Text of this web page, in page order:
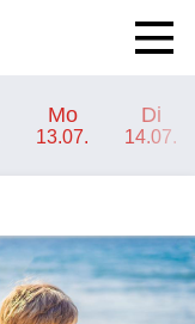
Mo
13.07.
Di
14.07.